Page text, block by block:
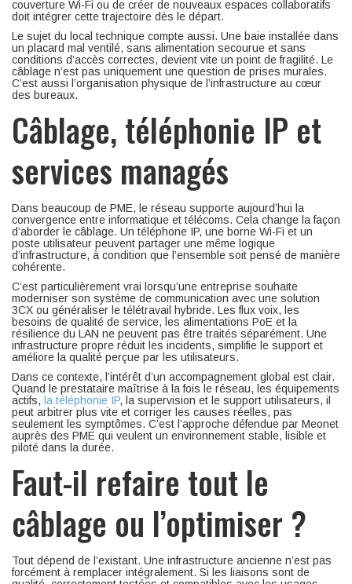
couverture Wi-Fi ou de créer de nouveaux espaces collaboratifs
doit intégrer cette trajectoire dès le départ.
Le sujet du local technique compte aussi. Une baie installée dans
un placard mal ventilé, sans alimentation secourue et sans
conditions d’accès correctes, devient vite un point de fragilité. Le
câblage n’est pas uniquement une question de prises murales.
C’est aussi l’organisation physique de l’infrastructure au cœur
des bureaux.
Câblage, téléphonie IP et
services managés
Dans beaucoup de PME, le réseau supporte aujourd’hui la
convergence entre informatique et télécoms. Cela change la façon
d’aborder le câblage. Un téléphone IP, une borne Wi-Fi et un
poste utilisateur peuvent partager une même logique
d’infrastructure, à condition que l’ensemble soit pensé de manière
cohérente.
C’est particulièrement vrai lorsqu’une entreprise souhaite
moderniser son système de communication avec une solution
3CX ou généraliser le télétravail hybride. Les flux voix, les
besoins de qualité de service, les alimentations PoE et la
résilience du LAN ne peuvent pas être traités séparément. Une
infrastructure propre réduit les incidents, simplifie le support et
améliore la qualité perçue par les utilisateurs.
Dans ce contexte, l’intérêt d’un accompagnement global est clair.
Quand le prestataire maîtrise à la fois le réseau, les équipements
actifs, la téléphonie IP, la supervision et le support utilisateurs, il
peut arbitrer plus vite et corriger les causes réelles, pas
seulement les symptômes. C’est l’approche défendue par Meonet
auprès des PME qui veulent un environnement stable, lisible et
piloté dans la durée.
Faut-il refaire tout le
câblage ou l’optimiser ?
Tout dépend de l’existant. Une infrastructure ancienne n’est pas
forcément à remplacer intégralement. Si les liaisons sont de